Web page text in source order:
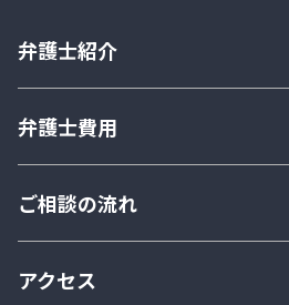
弁護士紹介
弁護士費用
ご相談の流れ
アクセス